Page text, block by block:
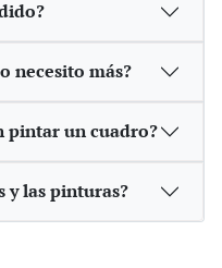
necesito más?
pintar un cuadro?
y las pinturas?